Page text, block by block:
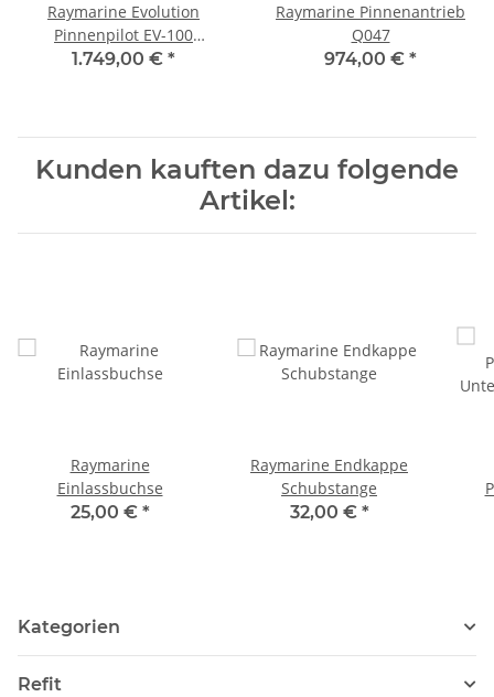
Raymarine Evolution
Pinnenpilot EV-100
Komplettset mit p70s
1.749,00 € *
Raymarine Pinnenantrieb
Q047
974,00 € *
Kunden kauften dazu folgende
Artikel:
Raymarine
Einlassbuchse
25,00 € *
Raymarine Endkappe
Schubstange
32,00 € *
Kategorien
Refit